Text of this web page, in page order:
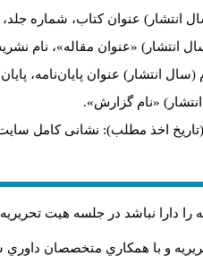
انتشار) عنوان کتاب، شماره
انتشار) «عنوان مقاله»، نام
(سال انتشار) عنوان پایان‌نامه،
«نام گزارش».
(تاریخ اخذ مطلب): نشانی کامل
را دارا نباشد در جلسه هيت
و با همکاري متخصصان